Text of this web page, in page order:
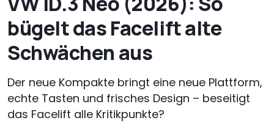
bügelt das Facelift alte
Schwächen aus
Der neue Kompakte bringt eine neue Plattform,
echte Tasten und frisches Design – beseitigt
das Facelift alle Kritikpunkte?